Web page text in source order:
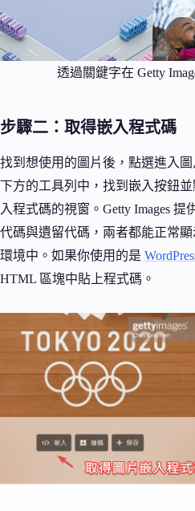
透過關鍵字在 Getty
步驟二：取得嵌入程式碼
找到想使用的圖片後，點選進入
下方的工具列中，找到嵌入按鈕
入程式碼的視窗。Getty Images
代碼與遺留代碼，兩者都能正常
環境中。如果你使用的是
HTML 區塊中貼上程式碼。